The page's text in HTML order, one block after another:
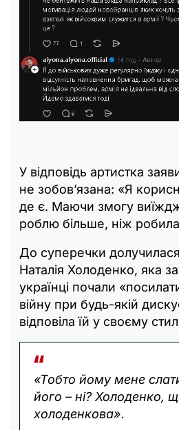
У відповідь артистка
не зобов’язана: «Я
де є. Маючи змогу
роблю більше, ніж
До суперечки
Наталія Холоденко, яка
українці почали
війну при будь-якій
відповіла їй у своєму
«Тобто йому мене
його – ні? Холоденко,
холоденкова».